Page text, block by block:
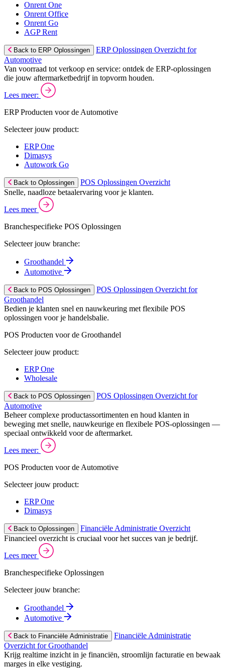
Onrent One
Onrent Office
Onrent Go
AGP Rent
Back to ERP Oplossingen
ERP Oplossingen Overzicht for
Automotive
Van voorraad tot verkoop en service: ontdek de ERP-oplossingen
die jouw aftermarketbedrijf in topvorm houden.
Lees meer:
ERP Producten voor de Automotive
Selecteer jouw product:
ERP One
Dimasys
Autowork Go
Back to Oplossingen
POS Oplossingen Overzicht
Snelle, naadloze betaalervaring voor je klanten.
Lees meer
Branchespecifieke POS Oplossingen
Selecteer jouw branche:
Groothandel
Automotive
Back to POS Oplossingen
POS Oplossingen Overzicht for
Groothandel
Bedien je klanten snel en nauwkeuring met flexibile POS
oplossingen voor je handelsbalie.
POS Producten voor de Groothandel
Selecteer jouw product:
ERP One
Wholesale
Back to POS Oplossingen
POS Oplossingen Overzicht for
Automotive
Beheer complexe productassortimenten en houd klanten in
beweging met snelle, nauwkeurige en flexibele POS-oplossingen —
speciaal ontwikkeld voor de aftermarket.
Lees meer:
POS Producten voor de Automotive
Selecteer jouw product:
ERP One
Dimasys
Back to Oplossingen
Financiële Administratie Overzicht
Financieel overzicht is cruciaal voor het succes van je bedrijf.
Lees meer
Branchespecifieke Oplossingen
Selecteer jouw branche:
Groothandel
Automotive
Back to Financiële Administratie
Financiële Administratie
Overzicht for Groothandel
Krijg realtime inzicht in je financiën, stroomlijn facturatie en bewaak
marges in elke vestiging.